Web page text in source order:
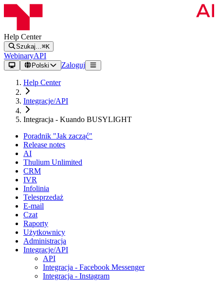
Help Center
Szukaj… ⌘K
WebinaryAPI
Polski Zaloguj
Help Center
Integracje/API
Integracja - Kuando BUSYLIGHT
Poradnik "Jak zacząć"
Release notes
AI
Thulium Unlimited
CRM
IVR
Infolinia
Telesprzedaż
E-mail
Czat
Raporty
Użytkownicy
Administracja
Integracje/API
API
Integracja - Facebook Messenger
Integracja - Instagram